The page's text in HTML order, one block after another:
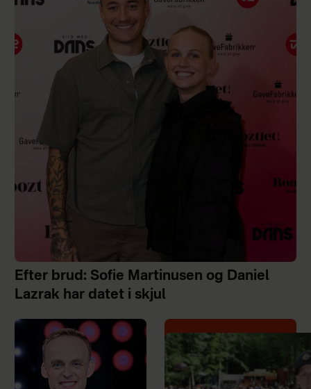
Efter brud: Sofie Martinusen og Daniel
Lazrak har datet i skjul